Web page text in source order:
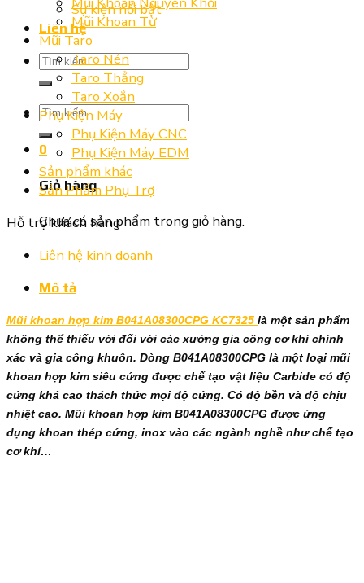
Sự kiện nổi bật
Liên hệ
Tìm
kiếm:
Tìm
kiếm:
0
Giỏ hàng
Chưa có sản phẩm trong giỏ hàng.
Mũi Khoan Từ
Mũi Taro
Taro Nén
Taro Thẳng
Taro Xoắn
Phụ Kiện Máy
Phụ Kiện Máy CNC
Phụ Kiện Máy EDM
Sản phẩm khác
Sản Phẩm Phụ Trợ
Hỗ trợ khách hàng
Liên hệ kinh doanh
Mô tả
Mũi khoan hợp kim B041A08300CPG KC7325 là một sản phẩm
không thể thiếu với đối với các xưởng gia công cơ khí chính
xác và gia công khuôn. Dòng B041A08300CPG là một loại mũi
khoan hợp kim siêu cứng được chế tạo vật liệu Carbide có độ
cứng khá cao thách thức mọi độ cứng. Có độ bền và độ chịu
nhiệt cao. Mũi khoan hợp kim B041A08300CPG được ứng
dụng khoan thép cứng, inox vào các ngành nghề như chế tạo
cơ khí…